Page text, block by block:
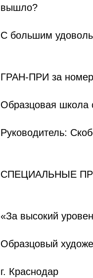
вышло?
С большим
ГРАН-ПРИ за
Образцовая школа
Руководитель:
СПЕЦИАЛЬНЫЕ
«За высокий
Образцовый
г. Краснодар